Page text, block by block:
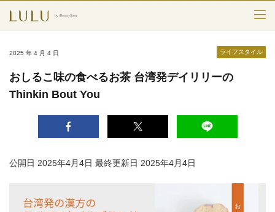
スキンケア
ボディ＆ヘア
2025 年 4 月 4 日 ライフスタイル
おしるこ味の食べるお茶 台湾発デイリリーの
Thinkin Bout You
公開日 2025年4月4日 最終更新日 2025年4月4日